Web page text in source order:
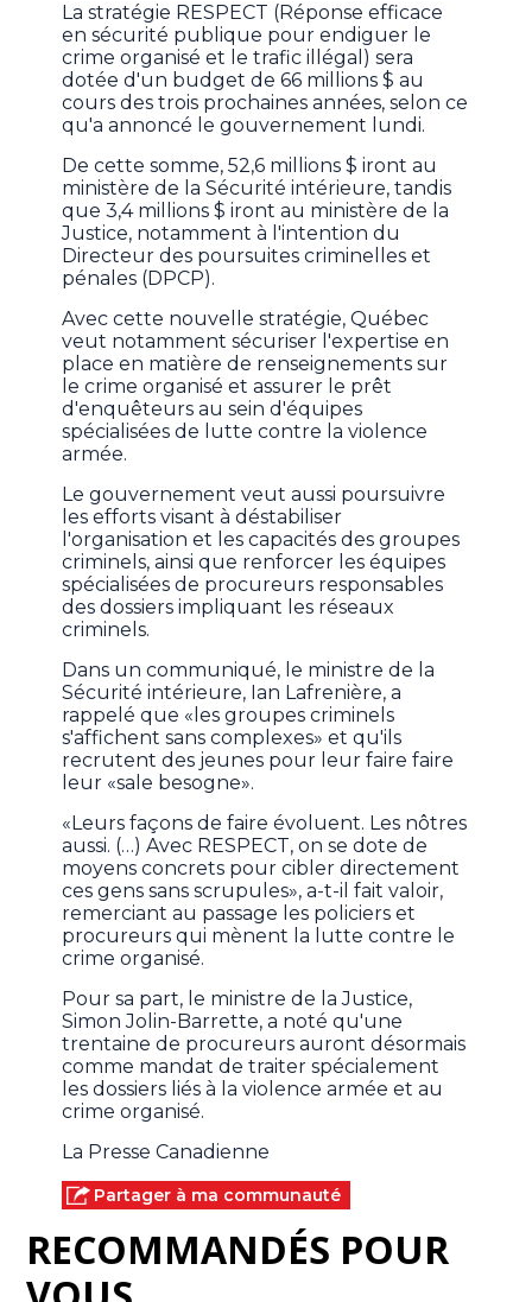
La stratégie RESPECT (Réponse efficace
en sécurité publique pour endiguer le
crime organisé et le trafic illégal) sera
dotée d'un budget de 66 millions $ au
cours des trois prochaines années, selon ce
qu'a annoncé le gouvernement lundi.
De cette somme, 52,6 millions $ iront au
ministère de la Sécurité intérieure, tandis
que 3,4 millions $ iront au ministère de la
Justice, notamment à l'intention du
Directeur des poursuites criminelles et
pénales (DPCP).
Avec cette nouvelle stratégie, Québec
veut notamment sécuriser l'expertise en
place en matière de renseignements sur
le crime organisé et assurer le prêt
d'enquêteurs au sein d'équipes
spécialisées de lutte contre la violence
armée.
Le gouvernement veut aussi poursuivre
les efforts visant à déstabiliser
l'organisation et les capacités des groupes
criminels, ainsi que renforcer les équipes
spécialisées de procureurs responsables
des dossiers impliquant les réseaux
criminels.
Dans un communiqué, le ministre de la
Sécurité intérieure, Ian Lafrenière, a
rappelé que «les groupes criminels
s'affichent sans complexes» et qu'ils
recrutent des jeunes pour leur faire faire
leur «sale besogne».
«Leurs façons de faire évoluent. Les nôtres
aussi. (…) Avec RESPECT, on se dote de
moyens concrets pour cibler directement
ces gens sans scrupules», a-t-il fait valoir,
remerciant au passage les policiers et
procureurs qui mènent la lutte contre le
crime organisé.
Pour sa part, le ministre de la Justice,
Simon Jolin-Barrette, a noté qu'une
trentaine de procureurs auront désormais
comme mandat de traiter spécialement
les dossiers liés à la violence armée et au
crime organisé.
La Presse Canadienne
Partager à ma communauté
RECOMMANDÉS POUR